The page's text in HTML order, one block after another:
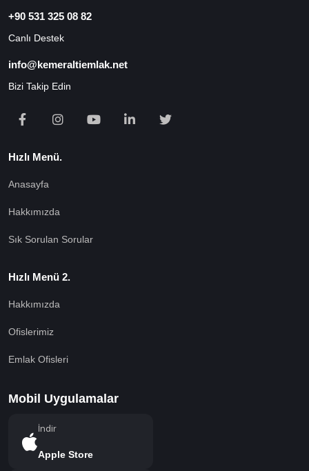
+90 531 325 08 82
Canlı Destek
info@kemeraltiemlak.net
Bizi Takip Edin
Hızlı Menü.
Anasayfa
Hakkımızda
Sık Sorulan Sorular
Hızlı Menü 2.
Hakkımızda
Ofislerimiz
Emlak Ofisleri
Mobil Uygulamalar
İndir
Apple Store